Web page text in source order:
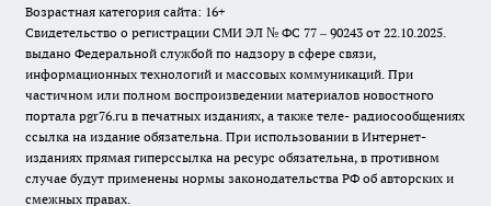
Возрастная категория сайта: 16+
Свидетельство о регистрации СМИ ЭЛ № ФС 77 – 90243 от 22.10.2025.
выдано Федеральной службой по надзору в сфере связи,
информационных технологий и массовых коммуникаций. При
частичном или полном воспроизведении материалов новостного
портала pgr76.ru в печатных изданиях, а также теле- радиосообщениях
ссылка на издание обязательна. При использовании в Интернет-
изданиях прямая гиперссылка на ресурс обязательна, в противном
случае будут применены нормы законодательства РФ об авторских и
смежных правах.